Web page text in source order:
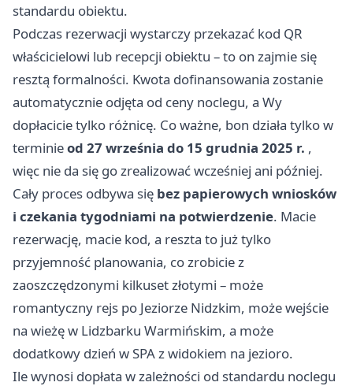
standardu obiektu.
Podczas rezerwacji wystarczy przekazać kod QR
właścicielowi lub recepcji obiektu – to on zajmie się
resztą formalności. Kwota dofinansowania zostanie
automatycznie odjęta od ceny noclegu, a Wy
dopłacicie tylko różnicę. Co ważne, bon działa tylko w
terminieod 27 września do 15 grudnia 2025 r. ,
więc nie da się go zrealizować wcześniej ani później.
Cały proces odbywa się bez papierowych wniosków
i czekania tygodniami na potwierdzenie. Macie
rezerwację, macie kod, a reszta to już tylko
przyjemność planowania, co zrobicie z
zaoszczędzonymi kilkuset złotymi – może
romantyczny rejs po Jeziorze Nidzkim, może wejście
na wieżę w Lidzbarku Warmińskim, a może
dodatkowy dzień w SPA z widokiem na jezioro.
Ile wynosi dopłata w zależności od standardu noclegu